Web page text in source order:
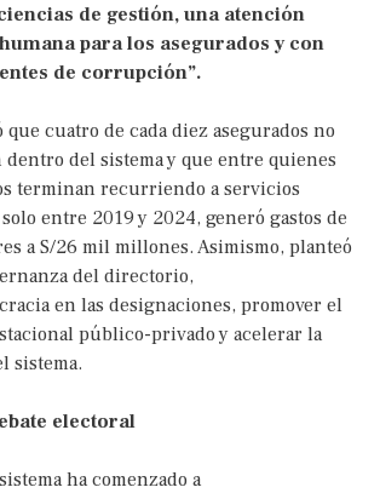
de gestión, una atención
para los asegurados y con
de corrupción”.
cuatro de cada diez asegurados no
del sistema y que entre quienes
terminan recurriendo a servicios
entre 2019 y 2024, generó gastos de
a S/26 mil millones. Asimismo, planteó
del directorio,
en las designaciones, promover el
público-privado y acelerar la
sistema.
electoral
ha comenzado a